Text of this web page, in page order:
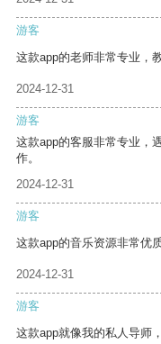
游客
这款app的老师非常专业，
2024-12-31
游客
这款app的客服非常专业，
作。
2024-12-31
游客
这款app的音乐资源非常优
2024-12-31
游客
这款app就像我的私人导师